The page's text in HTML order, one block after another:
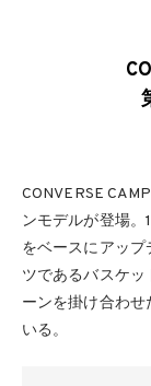
CONVERSE
ンモデルが登場
をベースにアップ
ツであるバスケッ
ーンを掛け合わ
いる。